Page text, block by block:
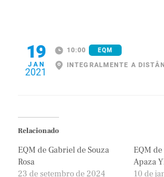
19
JAN
2021
10:00 EQM
INTEGRALMENTE A
Relacionado
EQM de Gabriel de Souza
Rosa
23 de setembro de 2024
EQM
Apaza
10 de